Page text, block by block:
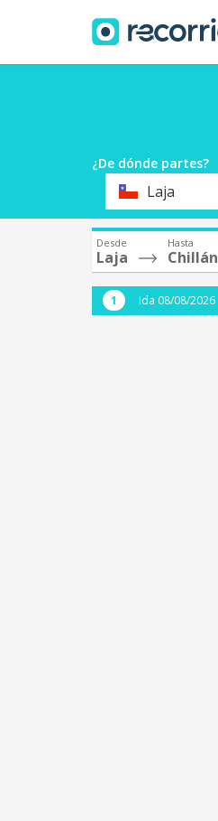
¿De dónde partes?
OrigenLaja
Desde
Laja
Hasta
Chillán
Ida 08/08/2026